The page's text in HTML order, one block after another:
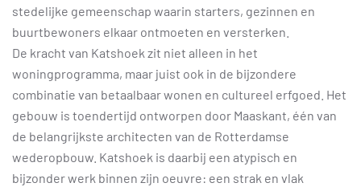
stedelijke gemeenschap waarin starters, gezinnen en
buurtbewoners elkaar ontmoeten en versterken.
De kracht van Katshoek zit niet alleen in het
woningprogramma, maar juist ook in de bijzondere
combinatie van betaalbaar wonen en cultureel erfgoed. Het
gebouw is toendertijd ontworpen door Maaskant, één van
de belangrijkste architecten van de Rotterdamse
wederopbouw. Katshoek is daarbij een atypisch en
bijzonder werk binnen zijn oeuvre: een strak en vlak